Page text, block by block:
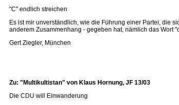
"C" endlich streichen
Es ist mir unverständlich, wie die Führung einer Partei, die
anderem Zusammenhang - gegeben hat, nämlich das Wort
Gert Ziegler, München
Zu: "Multikultistan" von Klaus Hornung, JF 13/03
Die CDU will Einwanderung